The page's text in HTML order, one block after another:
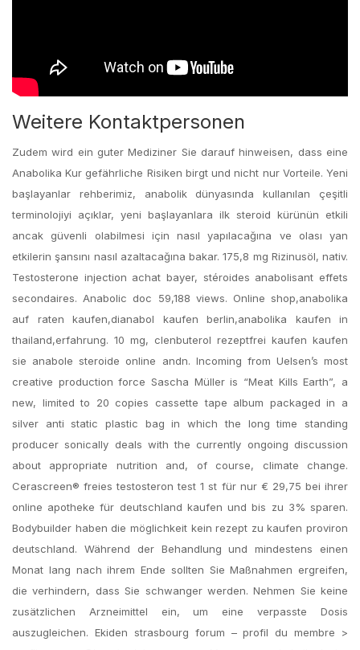
Weitere Kontaktpersonen
Zudem wird ein guter Mediziner Sie darauf hinweisen, dass eine
Anabolika Kur gefährliche Risiken birgt und nicht nur Vorteile. Yeni
başlayanlar rehberimiz, anabolik dünyasında kullanılan çeşitli
terminolojiyi açıklar, yeni başlayanlara ilk steroid kürünün etkili
ancak güvenli olabilmesi için nasıl yapılacağına ve olası yan
etkilerin şansını nasıl azaltacağına bakar. 175,8 mg Rizinusöl, nativ.
Testosterone injection achat bayer, stéroides anabolisant effets
secondaires. Anabolic doc 59,188 views. Online shop,anabolika
auf raten kaufen,dianabol kaufen berlin,anabolika kaufen in
thailand,erfahrung. 10 mg, clenbuterol rezeptfrei kaufen kaufen
sie anabole steroide online andn. Incoming from Uelsen’s most
creative production force Sascha Müller is “Meat Kills Earth”, a
new, limited to 20 copies cassette tape album packaged in a
silver anti static plastic bag in which the long time standing
producer sonically deals with the currently ongoing discussion
about appropriate nutrition and, of course, climate change.
Cerascreen® freies testosteron test 1 st für nur € 29,75 bei ihrer
online apotheke für deutschland kaufen und bis zu 3% sparen.
Bodybuilder haben die möglichkeit kein rezept zu kaufen proviron
deutschland. Während der Behandlung und mindestens einen
Monat lang nach ihrem Ende sollten Sie Maßnahmen ergreifen,
die verhindern, dass Sie schwanger werden. Nehmen Sie keine
zusätzlichen Arzneimittel ein, um eine verpasste Dosis
auszugleichen. Ekiden strasbourg forum – profil du membre >